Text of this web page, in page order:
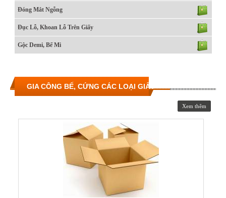
Đóng Mắt Ngỗng
Đục Lỗ, Khoan Lỗ Trên Giấy
Gộc Demi, Bế Mi
GIA CÔNG BẾ, CỨNG CÁC LOẠI GIẤY
Xem thêm